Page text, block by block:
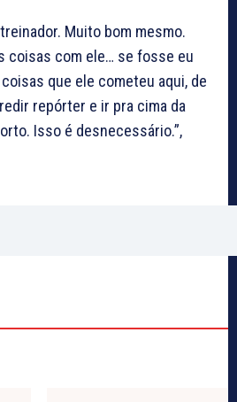
Muito bom mesmo.
coisas com ele… se fosse eu
que ele cometeu aqui, de
repórter e ir pra cima da
Isso é desnecessário.”,